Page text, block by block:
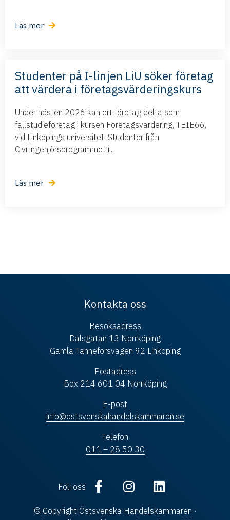
Läs mer
Studenter på I-linjen LiU söker företag
att värdera i företagsvärderingskurs
Under hösten 2026 kan ert företag delta som
fallstudieföretag i kursen Företagsvärdering, TEIE66,
vid Linköpings universitet. Studenter från
Civilingenjörsprogrammet i...
Läs mer
Kontakta oss
Besöksadress
Dalsgatan 13 Norrköping
Gamla Tanneforsvägen 92 Linköping
Postadress
Box 214 601 04 Norrköping
E-post
info@ostsvenskahandelskammaren.se
Telefon
011 – 28 50 30
Följ oss
© Copyright Östsvenska Handelskammaren ·